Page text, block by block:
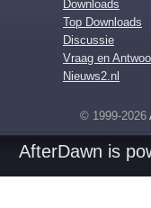
Downloads
Top Downloads
Discussie
Vraag en
Nieuws2.nl
© 1999-2026
AfterDawn is